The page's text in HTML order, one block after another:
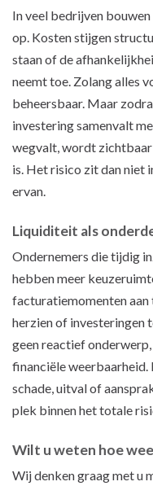
In veel bedrijven
op. Kosten stijgen
staan of de
neemt toe. Zolang alles
beheersbaar. Maar
investering samenvalt
wegvalt, wordt
is. Het risico zit dan niet
ervan.
Liquiditeit als
Ondernemers die tijdig
hebben meer
facturatiemomenten aan
herzien of investeringen
geen reactief
financiële weerbaarheid.
schade, uitval of
plek binnen het totale
Wilt u weten hoe
Wij denken graag met u